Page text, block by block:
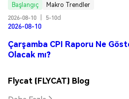
Başlangıç
Makro Trendler
2026-08-10
5-10d
2026-08-10
Çarşamba CPI Raporu Ne
Olacak mı?
Flycat (FLYCAT) Blog